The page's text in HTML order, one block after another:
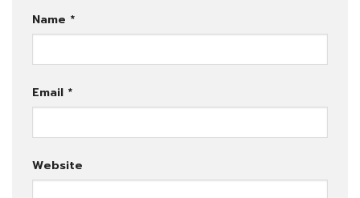
Name *
Email *
Website